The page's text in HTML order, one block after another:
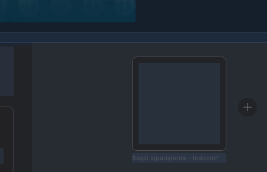
Seçili siparişlerde - İndirimli!